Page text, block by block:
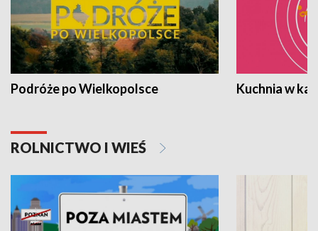
Podróże po Wielkopolsce Kuchnia w
ROLNICTWO I WIEŚ